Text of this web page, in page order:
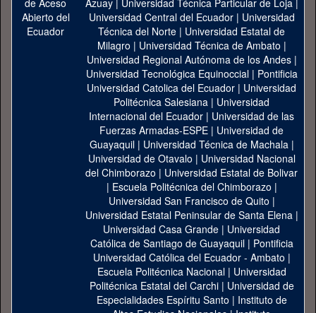
Azuay| Universidad Técnica Particular de Loja|
Universidad Central del Ecuador| Universidad
Técnica del Norte | Universidad Estatal de
Milagro | Universidad Técnica de Ambato |
Universidad Regional Autónoma de los Andes|
Universidad Tecnológica Equinoccial| Pontificia
Universidad Catolica del Ecuador | Universidad
Politécnica Salesiana | Universidad
Internacional del Ecuador | Universidad de las
Fuerzas Armadas-ESPE | Universidad de
Guayaquil| Universidad Técnica de Machala|
Universidad de Otavalo | Universidad Nacional
del Chimborazo | Universidad Estatal de Bolivar
| Escuela Politécnica del Chimborazo |
Universidad San Francisco de Quito |
Universidad Estatal Peninsular de Santa Elena|
Universidad Casa Grande | Universidad
Católica de Santiago de Guayaquil| Pontificia
Universidad Católica del Ecuador - Ambato |
Escuela Politécnica Nacional| Universidad
Politécnica Estatal del Carchi| Universidad de
Especialidades Espíritu Santo | Instituto de